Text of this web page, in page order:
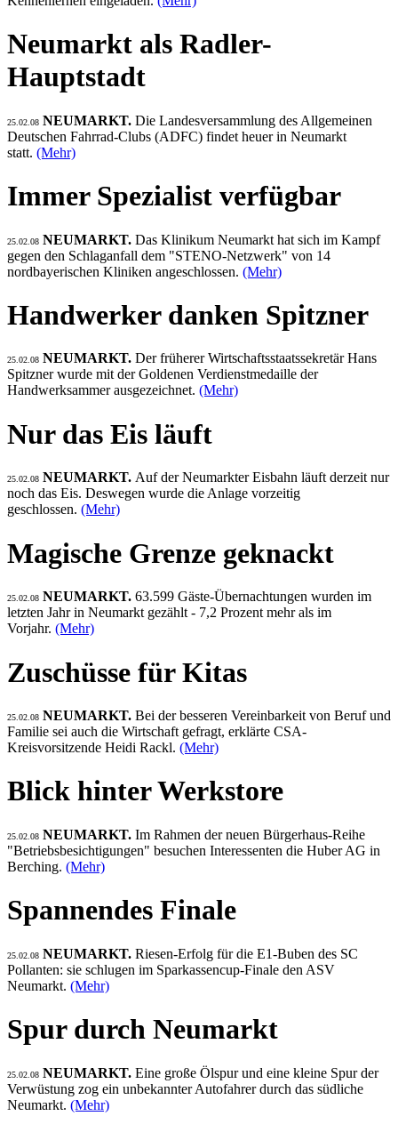
Neumarkt als Radler-
Hauptstadt
25.02.08 NEUMARKT. Die Landesversammlung des Allgemeinen
Deutschen Fahrrad-Clubs (ADFC) findet heuer in Neumarkt
statt. (Mehr)
Immer Spezialist verfügbar
25.02.08 NEUMARKT. Das Klinikum Neumarkt hat sich im Kampf
gegen den Schlaganfall dem "STENO-Netzwerk" von 14
nordbayerischen Kliniken angeschlossen. (Mehr)
Handwerker danken Spitzner
25.02.08 NEUMARKT. Der früherer Wirtschaftsstaatssekretär Hans
Spitzner wurde mit der Goldenen Verdienstmedaille der
Handwerksammer ausgezeichnet. (Mehr)
Nur das Eis läuft
25.02.08 NEUMARKT. Auf der Neumarkter Eisbahn läuft derzeit nur
noch das Eis. Deswegen wurde die Anlage vorzeitig
geschlossen. (Mehr)
Magische Grenze geknackt
25.02.08 NEUMARKT. 63.599 Gäste-Übernachtungen wurden im
letzten Jahr in Neumarkt gezählt - 7,2 Prozent mehr als im
Vorjahr. (Mehr)
Zuschüsse für Kitas
25.02.08 NEUMARKT. Bei der besseren Vereinbarkeit von Beruf und
Familie sei auch die Wirtschaft gefragt, erklärte CSA-
Kreisvorsitzende Heidi Rackl. (Mehr)
Blick hinter Werkstore
25.02.08 NEUMARKT. Im Rahmen der neuen Bürgerhaus-Reihe
"Betriebsbesichtigungen" besuchen Interessenten die Huber AG in
Berching. (Mehr)
Spannendes Finale
25.02.08 NEUMARKT. Riesen-Erfolg für die E1-Buben des SC
Pollanten: sie schlugen im Sparkassencup-Finale den ASV
Neumarkt. (Mehr)
Spur durch Neumarkt
25.02.08 NEUMARKT. Eine große Ölspur und eine kleine Spur der
Verwüstung zog ein unbekannter Autofahrer durch das südliche
Neumarkt. (Mehr)